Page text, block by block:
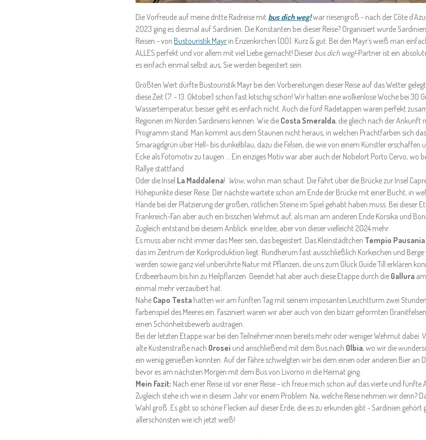
Die Vorfreude auf meine dritte Radreise mit bus dich weg!war riesengroß - nach der Côte
2023 ging es diesmal auf Sardinien. Die Konstanten bei dieser Reise? Organisiert wurde
Reisen - von Bustouristik Mayr in Enzenkirchen (OÖ). Kurz & gut: Bei den Mayr´s weiß man
ALLES perfekt und vor allem mit viel Liebe gemacht! Dieser bus dich weg!-Partner ist ein
es einfach einmal selbst aus, Sie werden begeistert sein.
Größten Wert dürfte Bustouristik Mayr bei den Vorbereitungen dieser Reise auf das Wetter
diese Zeit (7. - 13. Oktober) schon fast kitschig schön! Wir hatten eine wolkenlose Woche bei 30
Wassertemperatur, besser geht es einfach nicht. Auch die fünf Radetappen waren perfekt
Regionen im Norden Sardiniens kennen. Wie die Costa Smeralda, die gleich nach der Ankunft
Programm stand. Man kommt aus dem Staunen nicht heraus, in welchen Prachtfarben sich
Smaragdgrün über Hell- bis dunkelblau, dazu die Felsen, die wie von einem Künstler erschaffen
Ecke als Fotomotiv zu taugen ... Ein einziges Motiv war aber auch der Nobelort Porto Cervo, wo
Rallye stattfand.
Oder die Insel La Maddalena! Wow, wohin man schaut. Die Fahrt über die Brücke zur Insel
Höhepunkte dieser Reise. Der nächste wartete schon am Ende der Brücke mit einer Bucht, in
Hände bei der Platzierung der großen, rötlichen Steine im Spiel gehabt haben muss. Bei dieser
Frankreich-Fan aber auch ein bisschen Wehmut auf, als man am anderen Ende Korsika und
Zugleich entstand bei diesem Anblick eine Idee, aber von dieser vielleicht 2024 mehr.
Es muss aber nicht immer das Meer sein, das begeistert. Das Kleinstädtchen Tempio Pausania
das im Zentrum der Korkproduktion liegt. Rundherum fast ausschließlich Korkeichen und
werden sowie ganz viel unberührte Natur mit Pflanzen, die uns zum Glück Guide Till erklären
Erdbeerbaum bis hin zu Heilpflanzen. Geendet hat aber auch diese Etappe durch die Gallura
einmal mehr verzaubert hat.
Nahe Capo Testa hatten wir am fünften Tag mit seinem imposanten Leuchtturm zwei
Farbenspiel des Meeres ein. Fasziniert waren wir aber auch von den bizarr geformten
einen Schönheitsbewerb austragen.
Bei der letzten Etappe war bei den Teilnehmer:innen bereits mehr oder weniger Wehmut dabei.
alte Küstenstraße nach Orosei und anschließend mit dem Bus nach Olbia, wo wir die
ein wenig genießen konnten. Auf der Fähre schwelgten wir bei dem einen oder anderen Bier an
bevor es am nächsten Morgen mit dem Bus von Livorno in die Heimat ging.
Mein Fazit: Nach einer Reise ist vor einer Reise - ich freue mich schon auf das vierte und fünfte
Zugleich stehe ich wie in diesem Jahr vor einem Problem: Na, welche Reise nehmen wir denn?
Wahl groß. Es gibt so schöne Flecken auf dieser Erde, die es zu erkunden gibt - Sardinien gehört
allerschönsten wie ich jetzt weiß!